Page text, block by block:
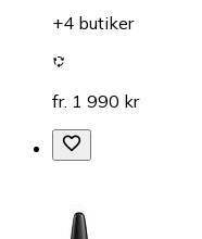
+4 butiker
fr. 1 990 kr